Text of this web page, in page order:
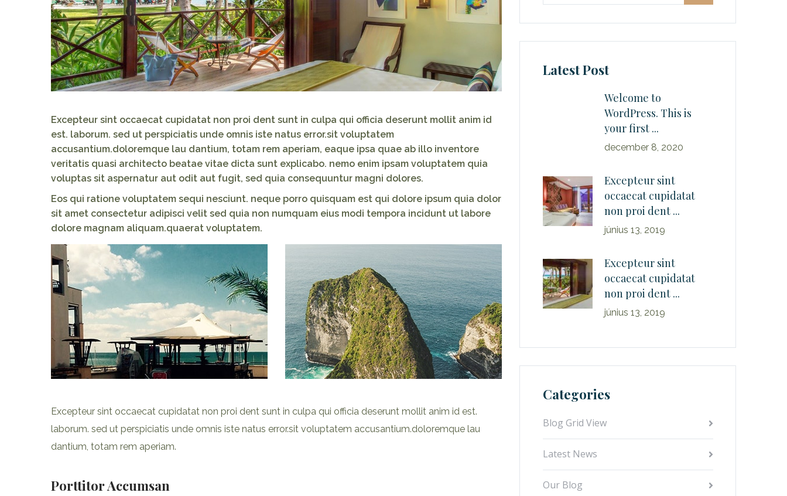
Excepteur sint occaecat cupidatat non proi dent sunt in culpa qui officia deserunt mollit anim id
est. laborum. sed ut perspiciatis unde omnis iste natus error.sit voluptatem
accusantium.doloremque lau dantium, totam rem aperiam, eaque ipsa quae ab illo inventore
veritatis quasi architecto beatae vitae dicta sunt explicabo. nemo enim ipsam voluptatem quia
voluptas sit aspernatur aut odit aut fugit, sed quia consequuntur magni dolores.
Eos qui ratione voluptatem sequi nesciunt. neque porro quisquam est qui dolore ipsum quia dolor
sit amet consectetur adipisci velit sed quia non numquam eius modi tempora incidunt ut labore
dolore magnam aliquam.quaerat voluptatem.
Excepteur sint occaecat cupidatat non proi dent sunt in culpa qui officia deserunt mollit anim id est.
laborum. sed ut perspiciatis unde omnis iste natus error.sit voluptatem accusantium.doloremque lau
dantium, totam rem aperiam.
Porttitor Accumsan
Latest Post
Welcome to
WordPress. This is
your first ...
december 8, 2020
Excepteur sint
occaecat cupidatat
non proi dent ...
június 13, 2019
Excepteur sint
occaecat cupidatat
non proi dent ...
június 13, 2019
Categories
Blog Grid View
Latest News
Our Blog